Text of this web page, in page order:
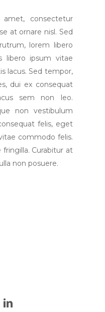
consectetur
at ornare nisl. Sed
lorem libero
libero ipsum vitae
lacus. Sed tempor,
dui ex consequat
sem non leo.
non vestibulum
felis, eget
commodo felis.
Curabitur at
non posuere.